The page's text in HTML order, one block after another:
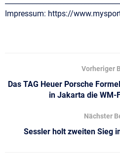
Impressum: https://
Vorheriger
Das TAG Heuer Porsche
in Jakarta die WM-
Nächster
Sessler holt zweiten Sieg